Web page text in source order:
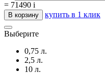
= 71490 i
В корзину купить в 1 клик
Выберите
0,75 л.
2,5 л.
10 л.